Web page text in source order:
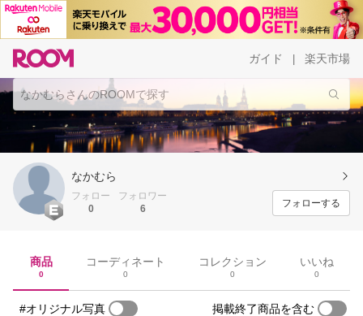
ガイド 楽天市場
なかむら
フォロー
0
フォロワー
6
フォローする
商品
0
コーディネート
0
コレクション
0
いいね
0
#オリジナル写真 掲載終了商品を含む